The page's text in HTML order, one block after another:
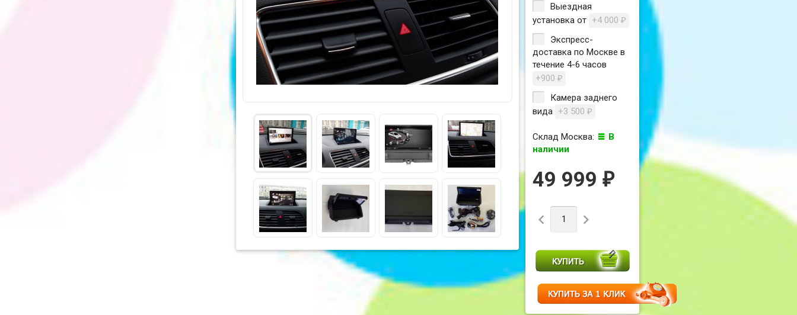
Выездная
установка от +4 000₽
Экспресс-
доставка по Москве в
течение 4-6 часов
+900₽
Камера заднего
вида +3 500₽
Склад Москва:
В
наличии
49 999₽
 